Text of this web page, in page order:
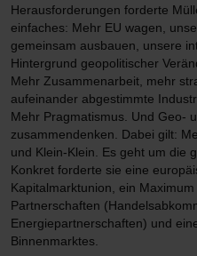
Herausforderungen forderte
einfaches: Mehr EU wagen,
gemeinsam ausbauen, unsere
Hintergrund geopolitischer
Mehr Zusammenarbeit, mehr
aufeinander abgestimmte
Mehr Pragmatismus. Und Geo-
zusammendenken. Dabei gilt:
und Klein-Klein. Es geht um die
Konkret forderte sie eine
Kapitalmarktunion, ein
Partnerschaften
Energiepartnerschaften) und
Binnenmarktes.